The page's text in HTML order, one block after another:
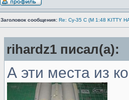
Заголовок сообщения: Re: Су-35 С (М 1:48 KITTY
rihardz1 писал(а):
А эти места из